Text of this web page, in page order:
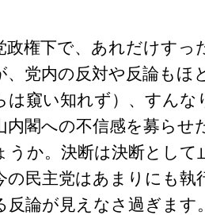
政権下で、あれだけすっ
、党内の反対や反論もほ
は窺い知れず）、すん
内閣への不信感を募ら
うか。決断は決断として
の民主党はあまりにも執
反論が見えなさ過ぎます